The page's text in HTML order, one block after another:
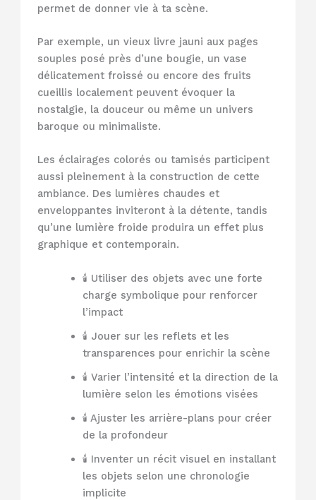
permet de donner vie à ta scène.
Par exemple, un vieux livre jauni aux pages
souples posé près d’une bougie, un vase
délicatement froissé ou encore des fruits
cueillis localement peuvent évoquer la
nostalgie, la douceur ou même un univers
baroque ou minimaliste.
Les éclairages colorés ou tamisés participent
aussi pleinement à la construction de cette
ambiance. Des lumières chaudes et
enveloppantes inviteront à la détente, tandis
qu’une lumière froide produira un effet plus
graphique et contemporain.
🕯️ Utiliser des objets avec une forte
charge symbolique pour renforcer
l’impact
🕯️ Jouer sur les reflets et les
transparences pour enrichir la scène
🕯️ Varier l’intensité et la direction de la
lumière selon les émotions visées
🕯️ Ajuster les arrière-plans pour créer
de la profondeur
🕯️ Inventer un récit visuel en installant
les objets selon une chronologie
implicite